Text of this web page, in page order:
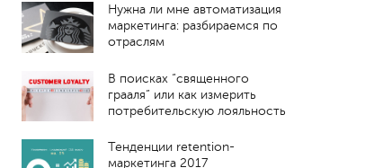
Нужна ли мне автоматизация
маркетинга: разбираемся по
отраслям
В поисках “священного
грааля” или как измерить
потребительскую лояльность
Тенденции retention-
маркетинга 2017